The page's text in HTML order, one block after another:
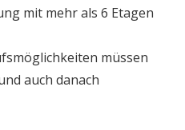
mit mehr als 6 Etagen
müssen
auch danach